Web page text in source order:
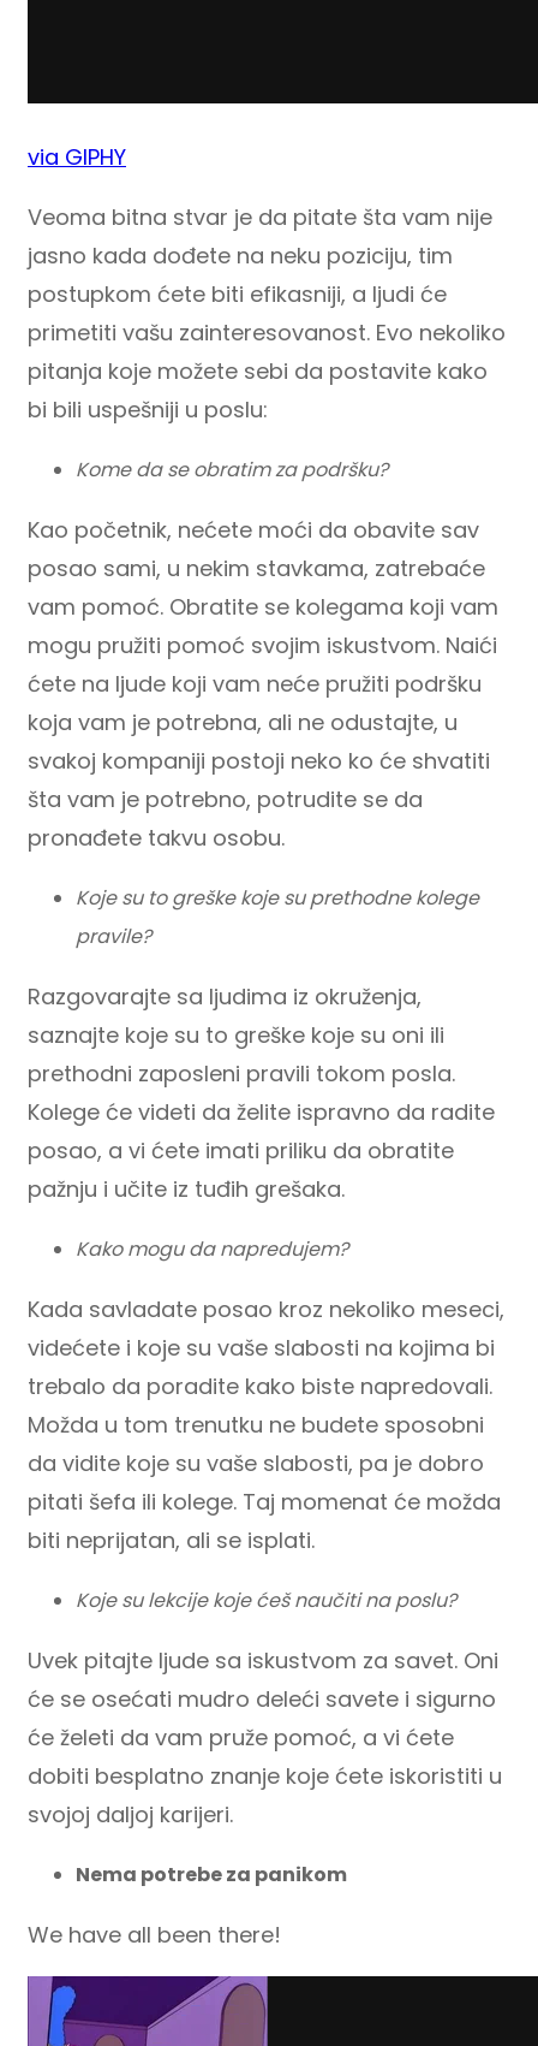
via GIPHY
Veoma bitna stvar je da pitate šta vam nije
jasno kada dođete na neku poziciju, tim
postupkom ćete biti efikasniji, a ljudi će
primetiti vašu zainteresovanost. Evo nekoliko
pitanja koje možete sebi da postavite kako
bi bili uspešniji u poslu:
Kome da se obratim za podršku?
Kao početnik, nećete moći da obavite sav
posao sami, u nekim stavkama, zatrebaće
vam pomoć. Obratite se kolegama koji vam
mogu pružiti pomoć svojim iskustvom. Naići
ćete na ljude koji vam neće pružiti podršku
koja vam je potrebna, ali ne odustajte, u
svakoj kompaniji postoji neko ko će shvatiti
šta vam je potrebno, potrudite se da
pronađete takvu osobu.
Koje su to greške koje su prethodne kolege
pravile?
Razgovarajte sa ljudima iz okruženja,
saznajte koje su to greške koje su oni ili
prethodni zaposleni pravili tokom posla.
Kolege će videti da želite ispravno da radite
posao, a vi ćete imati priliku da obratite
pažnju i učite iz tuđih grešaka.
Kako mogu da napredujem?
Kada savladate posao kroz nekoliko meseci,
videćete i koje su vaše slabosti na kojima bi
trebalo da poradite kako biste napredovali.
Možda u tom trenutku ne budete sposobni
da vidite koje su vaše slabosti, pa je dobro
pitati šefa ili kolege. Taj momenat će možda
biti neprijatan, ali se isplati.
Koje su lekcije koje ćeš naučiti na poslu?
Uvek pitajte ljude sa iskustvom za savet. Oni
će se osećati mudro deleći savete i sigurno
će želeti da vam pruže pomoć, a vi ćete
dobiti besplatno znanje koje ćete iskoristiti u
svojoj daljoj karijeri.
Nema potrebe za panikom
We have all been there!